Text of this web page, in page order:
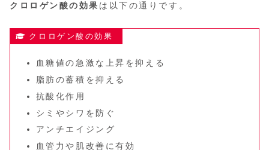
クロロゲン酸の効果 は以下の通りです。
クロロゲン酸の効果
血糖値の急激な上昇を抑える
脂肪の蓄積を抑える
抗酸化作用
シミやシワを防ぐ
アンチエイジング
血管力や肌改善に有効